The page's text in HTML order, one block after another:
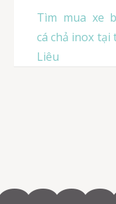
Điều
hướng
bài
Tìm mua xe
cá chả inox tại
Liêu